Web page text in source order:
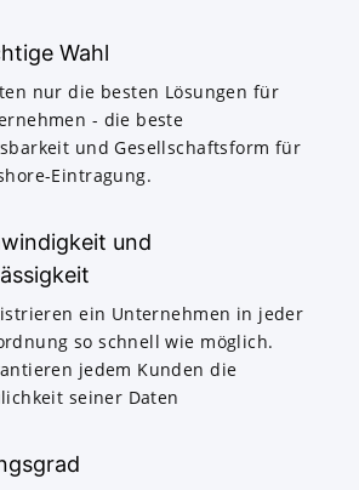
Wahl
nur die besten Lösungen für
- die beste
und Gesellschaftsform für
Eintragung.
und
ein Unternehmen in jeder
so schnell wie möglich.
jedem Kunden die
seiner Daten